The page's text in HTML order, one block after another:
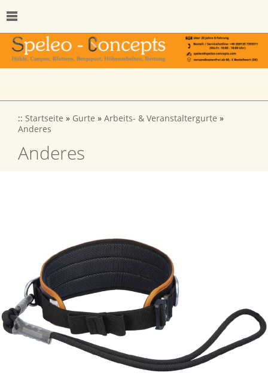
:: Startseite » Gurte » Arbeits- & Veranstaltergurte »
Anderes
Anderes